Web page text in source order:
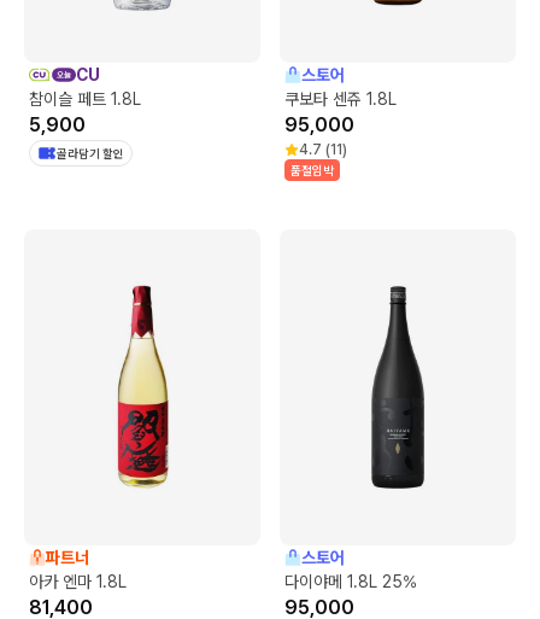
CU
참이슬 페트 1.8L
5,900
골라담기 할인
스토어
쿠보타 센쥬 1.8L
95,000
4.7 (11)
품절임박
파트너
아카 엔마 1.8L
81,400
스토어
다이야메 1.8L 25%
95,000